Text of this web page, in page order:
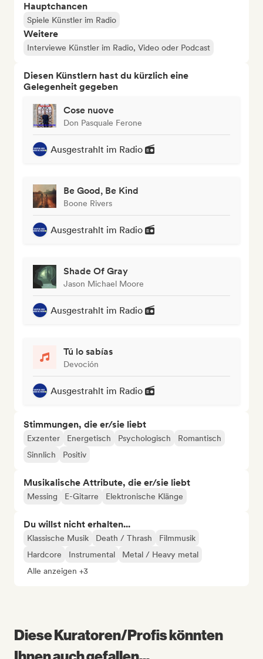
Hauptchancen
Spiele Künstler im Radio
Weitere
Interviewe Künstler im Radio, Video oder Podcast
Diesen Künstlern hast du kürzlich eine
Gelegenheit gegeben
Cose nuove
Don Pasquale Ferone
Ausgestrahlt im Radio
Be Good, Be Kind
Boone Rivers
Ausgestrahlt im Radio
Shade Of Gray
Jason Michael Moore
Ausgestrahlt im Radio
Tú lo sabías
Devoción
Ausgestrahlt im Radio
Stimmungen, die er/sie liebt
Exzenter Energetisch Psychologisch
Romantisch
Sinnlich
Positiv
Musikalische Attribute, die er/sie liebt
Messing E-Gitarre Elektronische Klänge
Du willst nicht erhalten...
Klassische Musik Death / Thrash
Filmmusik
Hardcore
Instrumental
Metal / Heavy metal
Alle anzeigen +3
Diese Kuratoren/Profis könnten
Ihnen auch gefallen...